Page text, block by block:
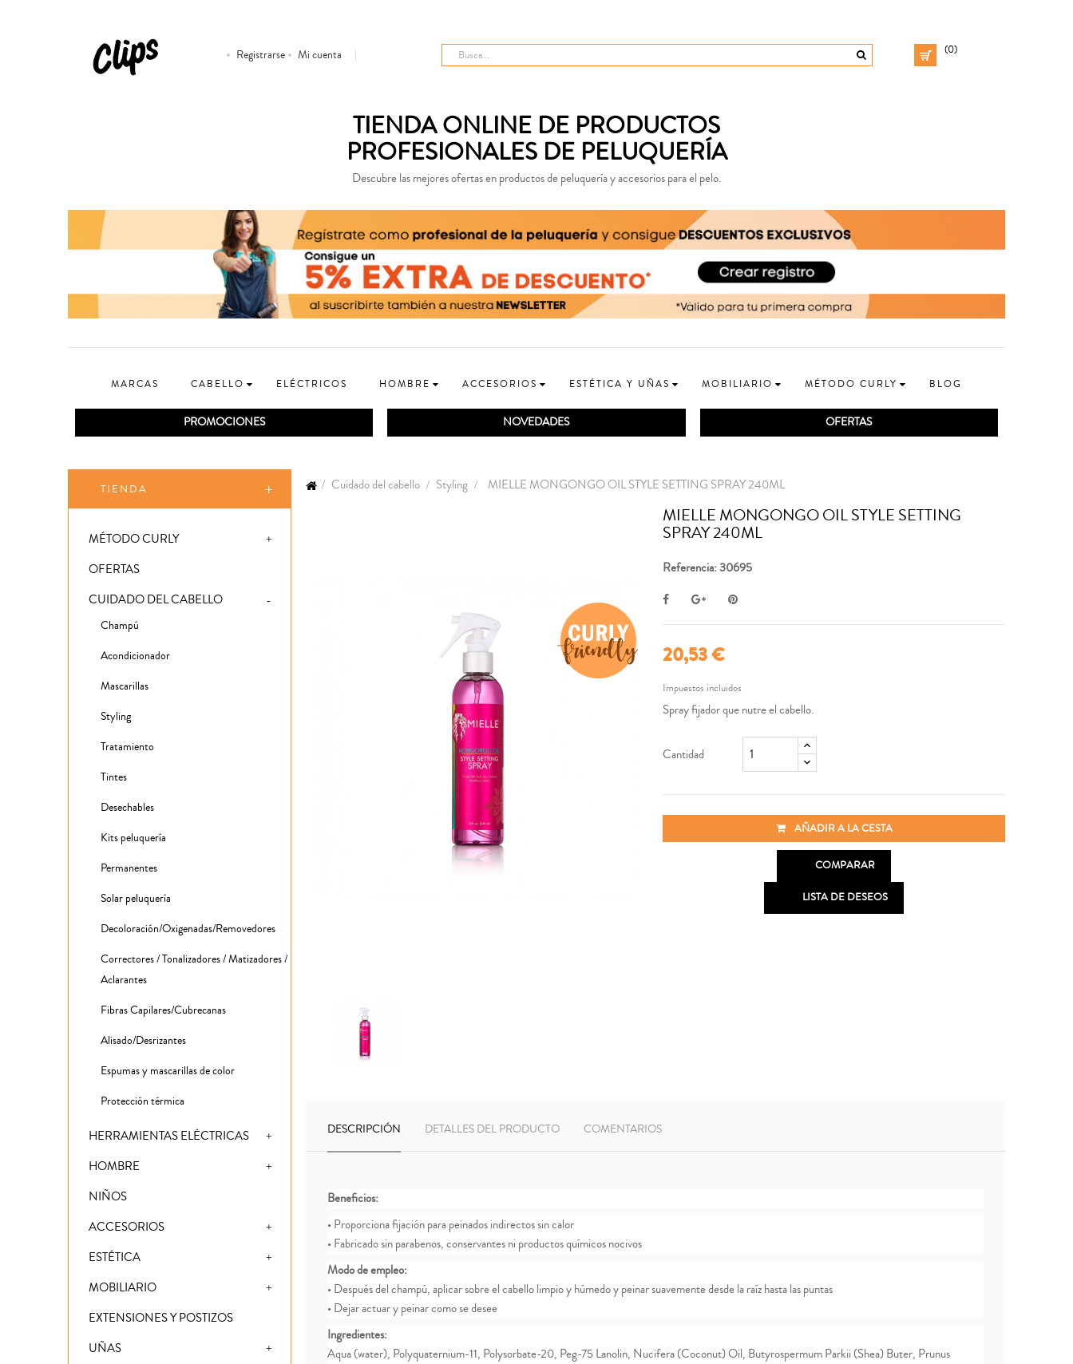
Registrarse Mi cuenta (0)
TIENDA ONLINE DE PRODUCTOS
PROFESIONALES DE PELUQUERÍA
Descubre las mejores ofertas en productos de peluquería y accesorios para el pelo.
MARCAS CABELLO ELÉCTRICOS HOMBRE ACCESORIOS ESTÉTICA Y UÑAS MOBILIARIO MÉTODO CURLY BLOG
PROMOCIONES NOVEDADES OFERTAS
TIENDA
MÉTODO CURLY
OFERTAS
CUIDADO DEL CABELLO
Champú
Acondicionador
Mascarillas
Styling
Tratamiento
Tintes
Desechables
Kits peluquería
Permanentes
Solar peluquería
Decoloración/Oxigenadas/Removedores
Correctores / Tonalizadores / Matizadores /
Aclarantes
Fibras Capilares/Cubrecanas
Alisado/Desrizantes
Espumas y mascarillas de color
Protección térmica
HERRAMIENTAS ELÉCTRICAS
HOMBRE
NIÑOS
ACCESORIOS
ESTÉTICA
MOBILIARIO
EXTENSIONES Y POSTIZOS
UÑAS
Cuidado del cabello Styling MIELLE MONGONGO OIL STYLE SETTING SPRAY 240ML
MIELLE MONGONGO OIL STYLE SETTING
SPRAY 240ML
Referencia: 30695
20,53 €
Impuestos incluidos
Spray fijador que nutre el cabello.
Cantidad
AÑADIR A LA CESTA
COMPARAR
LISTA DE DESEOS
DESCRIPCIÓN DETALLES DEL PRODUCTO COMENTARIOS
Beneficios:
• Proporciona fijación para peinados indirectos sin calor
• Fabricado sin parabenos, conservantes ni productos químicos nocivos
Modo de empleo:
• Después del champú, aplicar sobre el cabello limpio y húmedo y peinar suavemente desde la raíz hasta las puntas
• Dejar actuar y peinar como se desee
Ingredientes:
Aqua (water), Polyquaternium-11, Polysorbate-20, Peg-75 Lanolin, Nucifera (Coconut) Oil, Butyrospermum Parkii (Shea) Buter, Prunus